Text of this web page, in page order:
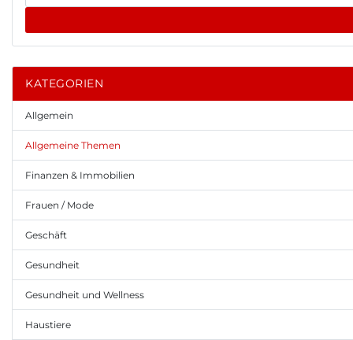
KATEGORIEN
Allgemein
Allgemeine Themen
Finanzen & Immobilien
Frauen / Mode
Geschäft
Gesundheit
Gesundheit und Wellness
Haustiere